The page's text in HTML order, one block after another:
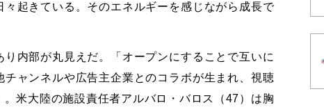
起きている。そのエネルギーを感じながら成長で
内部が丸見えだ。「オープンにすることで互いに
ャンネルや広告主企業とのコラボが生まれ、視聴
米大陸の施設責任者アルバロ・バロス（47）は胸